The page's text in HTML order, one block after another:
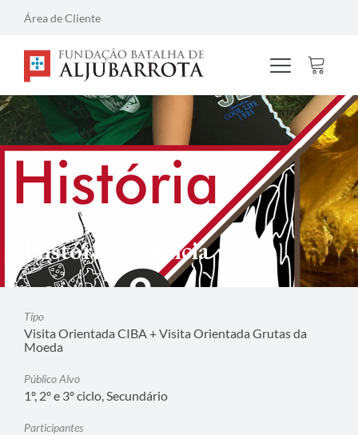
Área de Cliente
Visitas & Atividades
História e Ciência
Tipo
Visita Orientada CIBA + Visita Orientada Grutas da
Moeda
Público Alvo
1º, 2º e 3º ciclo, Secundário
Participantes